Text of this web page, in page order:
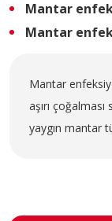
Mantar
Mantar
Mantar
aşırı
yaygın mantar